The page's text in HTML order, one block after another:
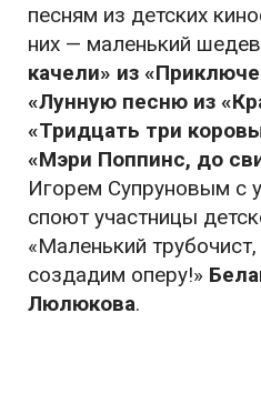
песням из детских
них — маленький
качели» из
«Лунную песню из
«Тридцать три
«Мэри Поппинс, до
Игорем Супруновым с
споют участницы
«Маленький
создадим оперу!»
Люлюкова.